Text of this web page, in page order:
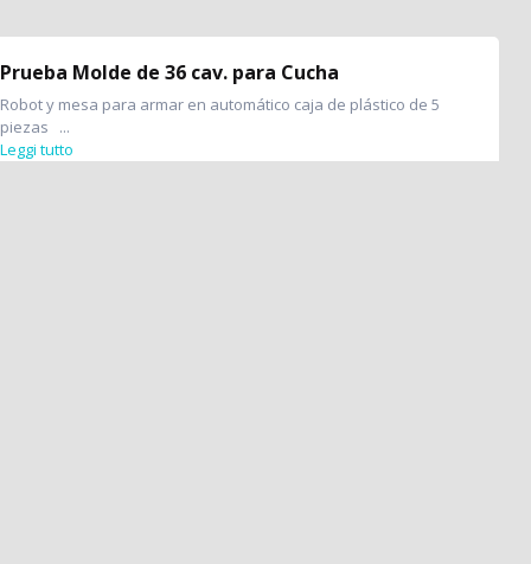
Prueba Molde de 36 cav. para Cucha
Robot y mesa para armar en automático caja de plástico de 5
piezas ...
Leggi tutto